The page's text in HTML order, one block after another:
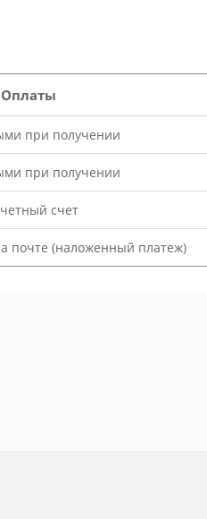
при получении
при получении
счет
почте (наложенный платеж)